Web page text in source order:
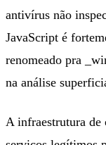
antivírus não
JavaScript é
renomeado pra
na análise
A infraestrutura de